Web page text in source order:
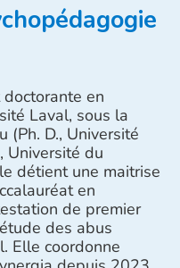
en
Laval, sous la
(Ph. D., Université
Université du
détient une maitrise
en
de premier
des abus
Elle coordonne